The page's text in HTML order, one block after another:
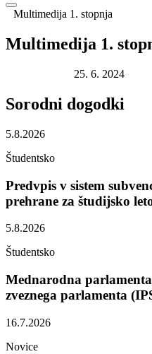
Multimedija 1. stopnja
Multimedija 1.
25. 6. 2024
Sorodni dogodki
5.8.2026
Študentsko
Predvpis v sistem
prehrane za študijsko
5.8.2026
Študentsko
Mednarodna
zveznega parlamenta
16.7.2026
Novice